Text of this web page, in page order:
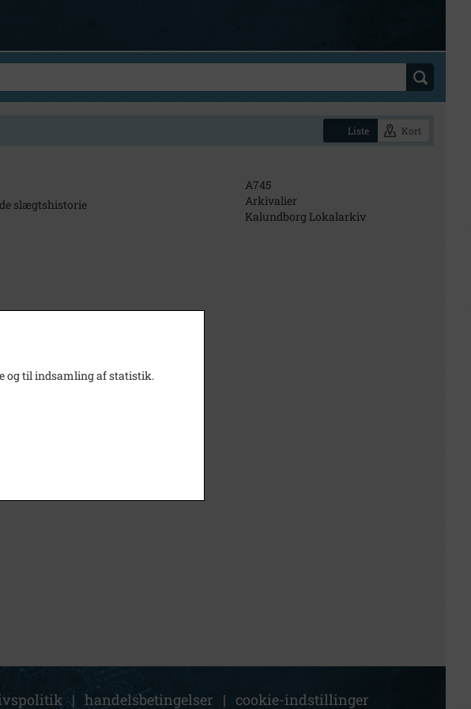
Liste Kort
slægtshistorie
A745
Arkivalier
Kalundborg Lokalarkiv
| handelsbetingelser | cookie-indstillinger
og til indsamling af statistik.